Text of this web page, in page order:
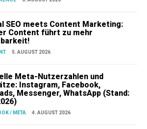
SEO meets Content Marketing:
Content führt zu mehr
5. AUGUST 2026
Meta-Nutzerzahlen und
Instagram, Facebook,
Messenger, WhatsApp (Stand:
/ META 4. AUGUST 2026